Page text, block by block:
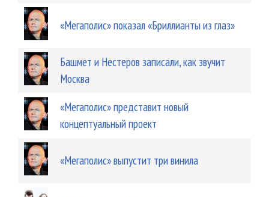
«Мегаполис» показал «Бриллианты из глаз»
Башмет и Нестеров записали, как звучит
Москва
«Мегаполис» представит новый
концептуальный проект
«Мегаполис» выпустит три винила